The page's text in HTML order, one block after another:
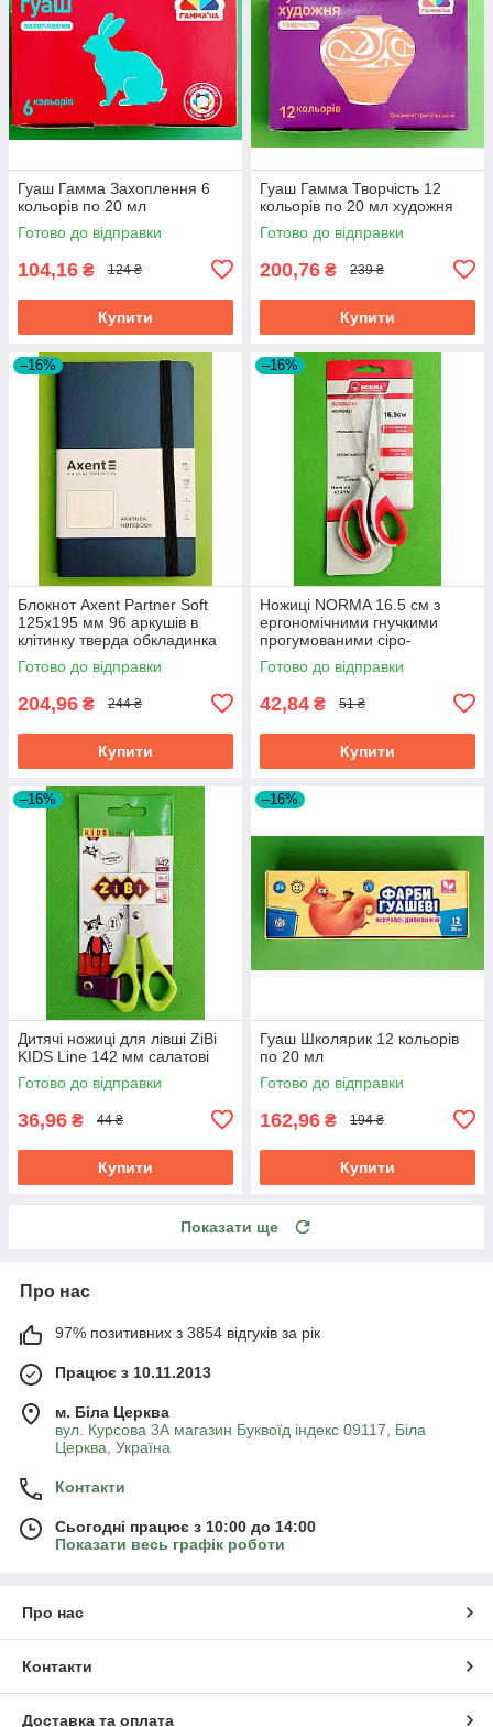
Гуаш Гамма Захоплення 6
кольорів по 20 мл
Готово до відправки
104,16 ₴ 124 ₴
Купити
Гуаш Гамма Творчість 12
кольорів по 20 мл художня
Готово до відправки
200,76 ₴ 239 ₴
Купити
–16%
Блокнот Axent Partner Soft
125х195 мм 96 аркушів в
клітинку тверда обкладинка
синій
Готово до відправки
204,96 ₴ 244 ₴
Купити
–16%
Ножиці NORMA 16.5 см з
ергономічними гнучкими
прогумованими сіро-
червоними ручками 1.8 мм
Готово до відправки
42,84 ₴ 51 ₴
Купити
–16%
Дитячі ножиці для лівші ZiBi
KIDS Line 142 мм салатові
Готово до відправки
36,96 ₴ 44 ₴
Купити
–16%
Гуаш Школярик 12 кольорів
по 20 мл
Готово до відправки
162,96 ₴ 194 ₴
Купити
Показати ще
Про нас
97% позитивних з 3854 відгуків за рік
Працює з 10.11.2013
м. Біла Церква
вул. Курсова 3А магазин Буквоїд індекс 09117, Біла
Церква, Україна
Контакти
Сьогодні працює з 10:00 до 14:00
Показати весь графік роботи
Про нас
Контакти
Доставка та оплата